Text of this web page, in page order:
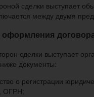
сделки выступает
между двумя
оформления
сделки выступает
документы:
о регистрации
ОГРН;